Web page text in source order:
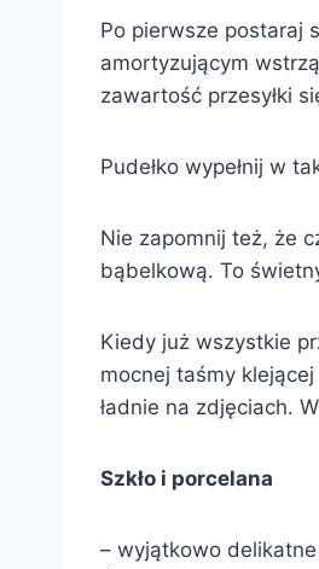
Po pierwsze postaraj
amortyzującym
zawartość przesyłki
Pudełko wypełnij w
Nie zapomnij też, że
bąbelkową. To
Kiedy już wszystkie
mocnej taśmy
ładnie na zdjęciach.
Szkło i porcelana
– wyjątkowo